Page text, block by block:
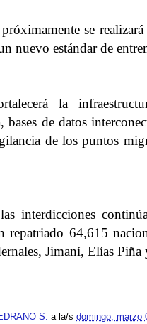
se
nuevo estándar de
la
de datos
de los puntos
interdicciones
repatriado 64,615
Jimaní, Elías
S. a la/s domingo, marzo